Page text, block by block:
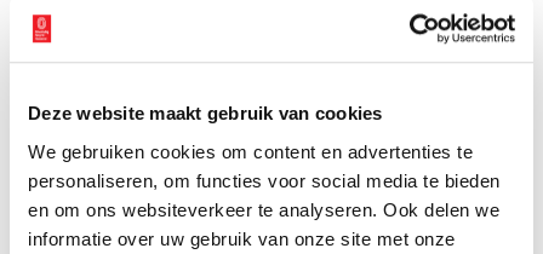
Deze website maakt gebruik van cookies
We gebruiken cookies om content en advertenties te
personaliseren, om functies voor social media te bieden
en om ons websiteverkeer te analyseren. Ook delen we
informatie over uw gebruik van onze site met onze
Elke maand plaatst het Regionaal Archief Alkmaar een
bijzonder archiefstuk uit de collectie in de schijnwerpers. Deze
keer: een langspeelplaat met de jeugdmusical ‘De tovenaar van
Alkmaar’ uit 1972.
3 min